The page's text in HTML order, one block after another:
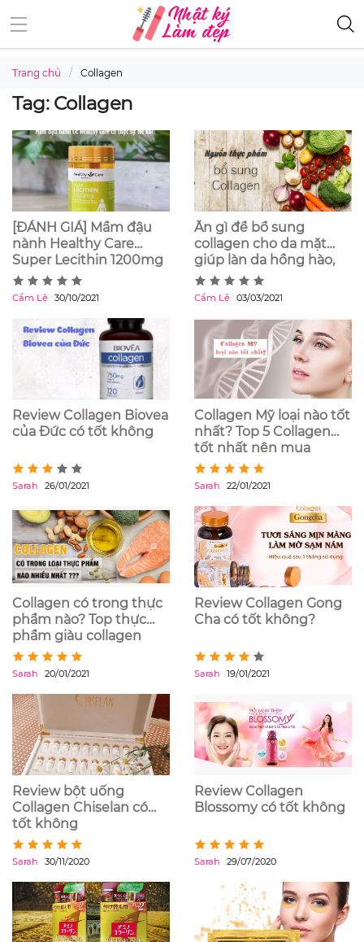
Trang chủ Collagen
Tag: Collagen
[ĐÁNH GIÁ] Mầm đậu
nành Healthy Care
Super Lecithin 1200mg
Úc có thật sự tốt?
Cẩm Lệ 30/10/2021
Ăn gì để bổ sung
collagen cho da mặt
giúp làn da hồng hào,
căng bóng
Cẩm Lệ 03/03/2021
Review Collagen Biovea
của Đức có tốt không
Sarah 26/01/2021
Collagen Mỹ loại nào tốt
nhất? Top 5 Collagen
tốt nhất nên mua
Sarah 22/01/2021
Collagen có trong thực
phẩm nào? Top thực
phẩm giàu collagen
nhất
Sarah 20/01/2021
Review Collagen Gong
Cha có tốt không?
Sarah 19/01/2021
Review bột uống
Collagen Chiselan có
tốt không
Sarah 30/11/2020
Review Collagen
Blossomy có tốt không
Sarah 29/07/2020